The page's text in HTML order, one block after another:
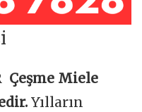
Çeşme Miele
Yılların